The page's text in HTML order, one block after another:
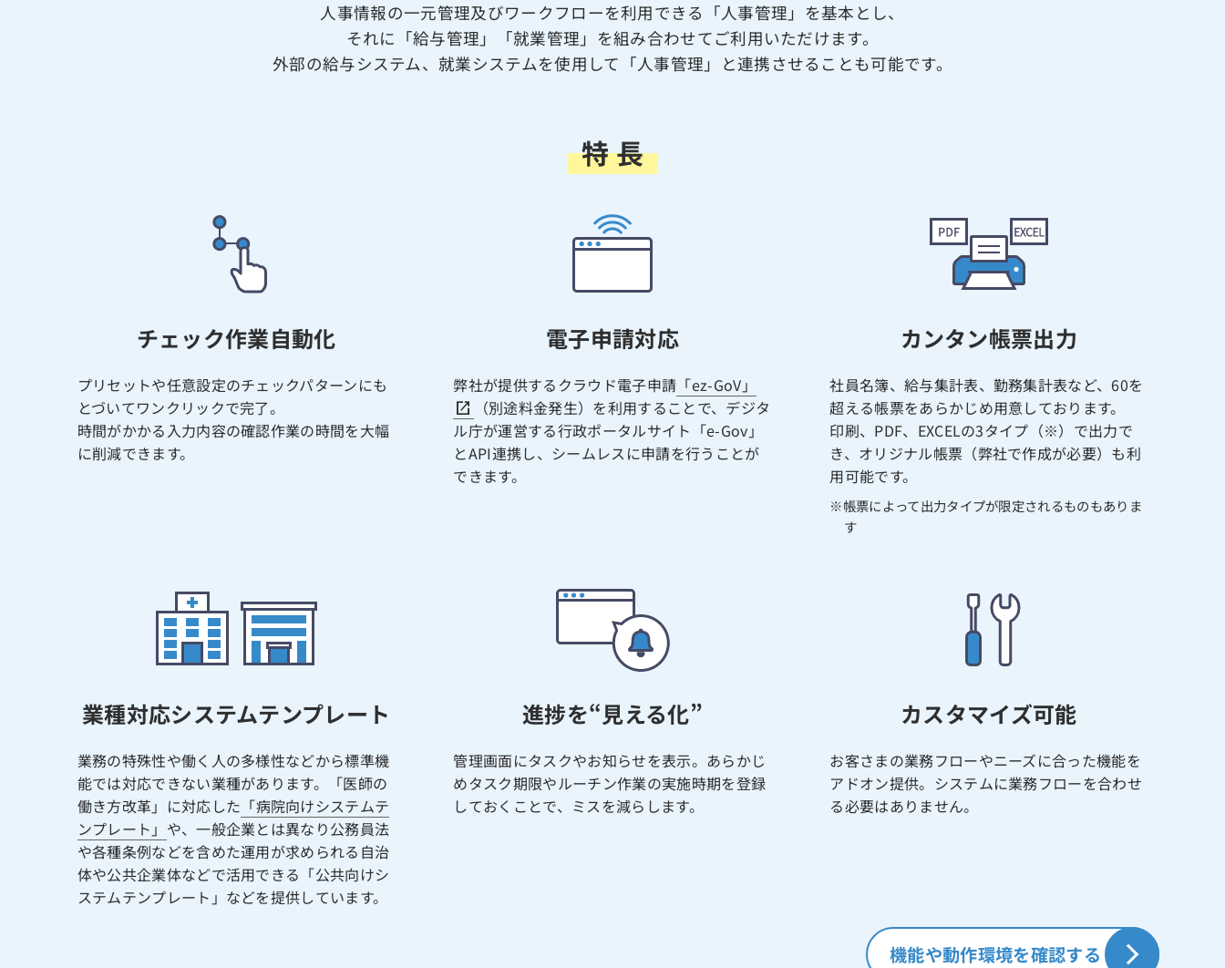
人事情報の一元管理及びワークフローを利用できる「人事管理」を基本とし、
それに「給与管理」「就業管理」を組み合わせてご利用いただけます。
外部の給与システム、就業システムを使用して「人事管理」と連携させることも可能です。
特 長
チェック作業自動化
プリセットや任意設定のチェックパターンにも
とづいてワンクリックで完了。
時間がかかる入力内容の確認作業の時間を大幅
に削減できます。
電子申請対応
弊社が提供するクラウド電子申請 「ez-GoV」
（別途料金発生）を利用することで、デジタ
ル庁が運営する行政ポータルサイト「e-Gov」
とAPI連携し、シームレスに申請を行うことが
できます。
カンタン帳票出力
社員名簿、給与集計表、勤務集計表など、60を
超える帳票をあらかじめ用意しております。
印刷、PDF、EXCELの3タイプ（※）で出力で
き、オリジナル帳票（弊社で作成が必要）も利
用可能です。
※帳票によって出力タイプが限定されるものもありま
す
業種対応システムテンプレート
業務の特殊性や働く人の多様性などから標準機
能では対応できない業種があります。「医師の
働き方改革」に対応した 「病院向けシステムテ
ンプレート」 や、一般企業とは異なり公務員法
や各種条例などを含めた運用が求められる自治
体や公共企業体などで活用できる「公共向けシ
ステムテンプレート」などを提供しています。
進捗を“見える化”
管理画面にタスクやお知らせを表示。あらかじ
めタスク期限やルーチン作業の実施時期を登録
しておくことで、ミスを減らします。
カスタマイズ可能
お客さまの業務フローやニーズに合った機能を
アドオン提供。システムに業務フローを合わせ
る必要はありません。
機能や動作環境を確認する